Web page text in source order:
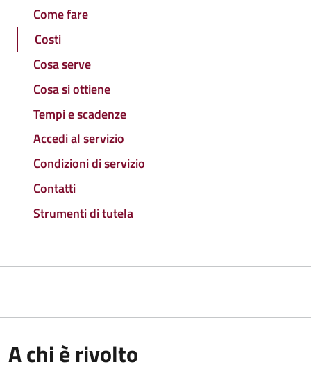
Come fare
Costi
Cosa serve
Cosa si ottiene
Tempi e scadenze
Accedi al servizio
Condizioni di servizio
Contatti
Strumenti di tutela
A chi è rivolto